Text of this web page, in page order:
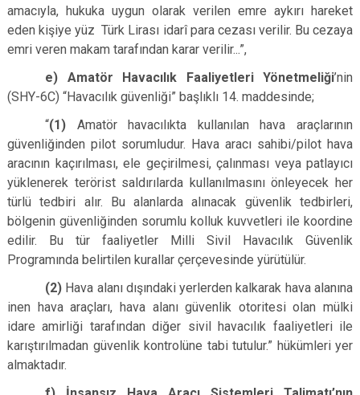
amacıyla, hukuka uygun olarak verilen emre aykırı hareket
eden kişiye yüz Türk Lirası idarî para cezası verilir. Bu cezaya
emri veren makam tarafından karar verilir...”,
e) Amatör Havacılık Faaliyetleri Yönetmeliği’nin
(SHY-6C) “Havacılık güvenliği” başlıklı 14. maddesinde;
“(1) Amatör havacılıkta kullanılan hava araçlarının
güvenliğinden pilot sorumludur. Hava aracı sahibi/pilot hava
aracının kaçırılması, ele geçirilmesi, çalınması veya patlayıcı
yüklenerek terörist saldırılarda kullanılmasını önleyecek her
türlü tedbiri alır. Bu alanlarda alınacak güvenlik tedbirleri,
bölgenin güvenliğinden sorumlu kolluk kuvvetleri ile koordine
edilir. Bu tür faaliyetler Milli Sivil Havacılık Güvenlik
Programında belirtilen kurallar çerçevesinde yürütülür.
(2) Hava alanı dışındaki yerlerden kalkarak hava alanına
inen hava araçları, hava alanı güvenlik otoritesi olan mülki
idare amirliği tarafından diğer sivil havacılık faaliyetleri ile
karıştırılmadan güvenlik kontrolüne tabi tutulur.” hükümleri yer
almaktadır.